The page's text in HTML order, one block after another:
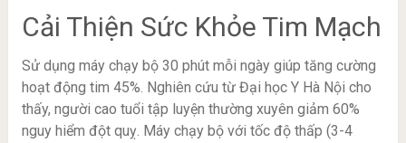
Cải Thiện Sức Khỏe Tim Mạch
Sử dụng máy chạy bộ 30 phút mỗi ngày giúp tăng cường
hoạt động tim 45%. Nghiên cứu từ Đại học Y Hà Nội cho
thấy, người cao tuổi tập luyện thường xuyên giảm 60%
nguy hiểm đột quỵ. Máy chạy bộ với tốc độ thấp (3-4